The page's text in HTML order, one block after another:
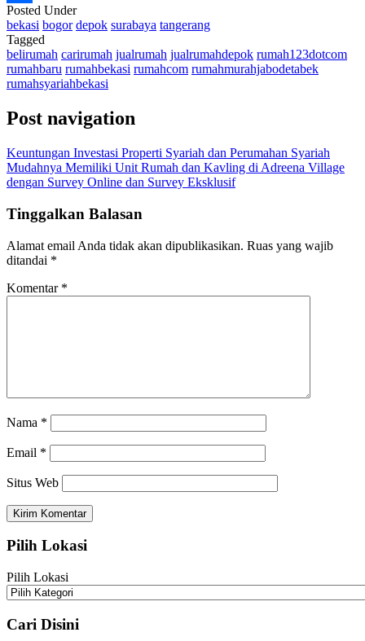
Share
Posted Under
bekasi bogor depok surabaya tangerang
Tagged
belirumah carirumah jualrumah jualrumahdepok rumah123dotcom
rumahbaru rumahbekasi rumahcom rumahmurahjabodetabek
rumahsyariahbekasi
Post navigation
Keuntungan Investasi Properti Syariah dan Perumahan Syariah
Mudahnya Memiliki Unit Rumah dan Kavling di Adreena Village
dengan Survey Online dan Survey Eksklusif
Tinggalkan Balasan
Alamat email Anda tidak akan dipublikasikan. Ruas yang wajib
ditandai *
Komentar *
Nama *
Email *
Situs Web
Pilih Lokasi
Pilih Lokasi
Cari Disini